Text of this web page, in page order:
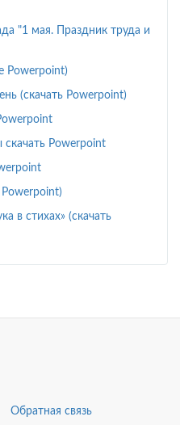
"1 мая. Праздник труда и
Powerpoint)
(скачать Powerpoint)
скачать Powerpoint
Powerpoint)
в стихах» (скачать
Обратная связь